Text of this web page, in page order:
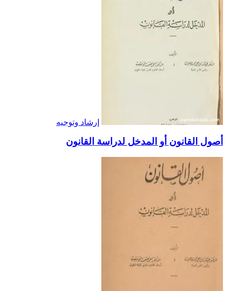
إرشاد وتوجيه
أصول القانون أو المدخل لدراسة القانون